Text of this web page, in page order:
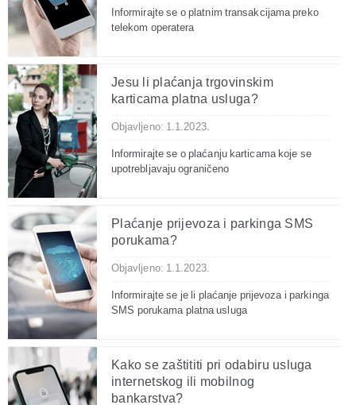
Informirajte se o platnim transakcijama preko
telekom operatera
Jesu li plaćanja trgovinskim
karticama platna usluga?
Objavljeno: 1.1.2023.
Informirajte se o plaćanju karticama koje se
upotrebljavaju ograničeno
Plaćanje prijevoza i parkinga SMS
porukama?
Objavljeno: 1.1.2023.
Informirajte se je li plaćanje prijevoza i parkinga
SMS porukama platna usluga
Kako se zaštititi pri odabiru usluga
internetskog ili mobilnog
bankarstva?